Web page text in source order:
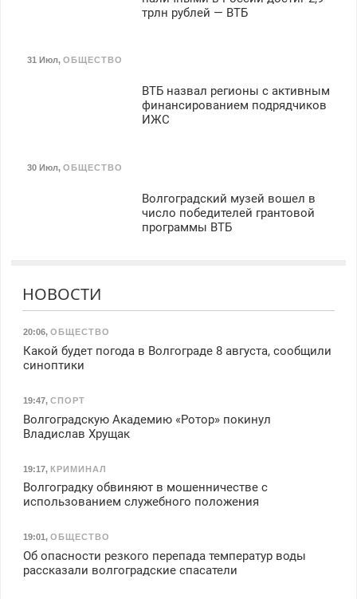
трлн рублей — ВТБ
31 Июл, ОБЩЕСТВО
ВТБ назвал регионы с активным
финансированием подрядчиков
ИЖС
30 Июл, ОБЩЕСТВО
Волгоградский музей вошел в
число победителей грантовой
программы ВТБ
НОВОСТИ
20:06, ОБЩЕСТВО
Какой будет погода в Волгограде 8 августа, сообщили
синоптики
19:47, СПОРТ
Волгоградскую Академию «Ротор» покинул
Владислав Хрущак
19:17, КРИМИНАЛ
Волгоградку обвиняют в мошенничестве с
использованием служебного положения
19:01, ОБЩЕСТВО
Об опасности резкого перепада температур воды
рассказали волгоградские спасатели